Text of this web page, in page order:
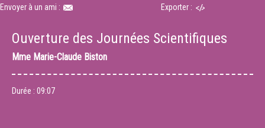
Envoyer à un ami : Exporter :
Ouverture des Journées Scientifiques
Mme Marie-Claude Biston
Durée : 09:07